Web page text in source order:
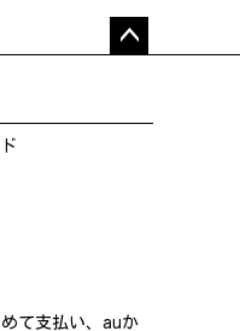
ップ
て支払い、auか